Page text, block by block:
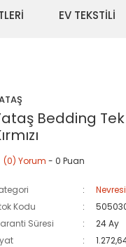
EV TEKSTİLİ
Bedding Tek
(0) Yorum - 0 Puan
Kodu
Süresi
24 Ay